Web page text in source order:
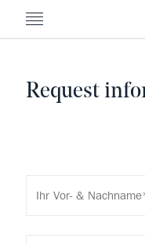
MENU
Request